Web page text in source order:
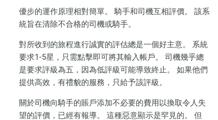
優步的運作原理相對簡單。 騎手和司機互相評價。 該系
統旨在清除不合格的司機或騎手。
對所收到的旅程進行誠實的評估總是一個好主意。 系統
要求1-5星，只需點擊即可將其輸入帳戶。 司機幾乎總
是要求評級為五，因為低評級可能導致終止。 如果他們
提供高效，有禮貌的服務，只給予該評級。
關於司機向騎手的賬戶添加不必要的費用以換取令人失
望的評價，已經有報導。 這種惡意顯示是罕見的。 但